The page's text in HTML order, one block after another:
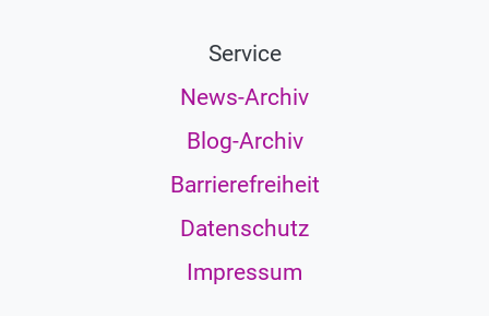
Service
News-Archiv
Blog-Archiv
Barrierefreiheit
Datenschutz
Impressum